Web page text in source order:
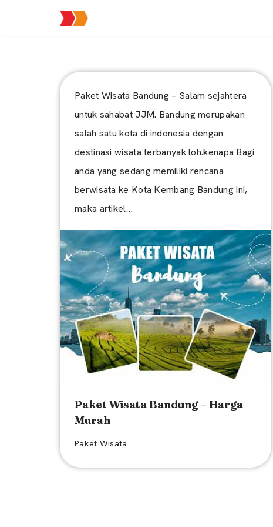
Paket Wisata Bandung – Salam sejahtera
untuk sahabat JJM. Bandung merupakan
salah satu kota di indonesia dengan
destinasi wisata terbanyak loh.kenapa Bagi
anda yang sedang memiliki rencana
berwisata ke Kota Kembang Bandung ini,
maka artikel…
Paket Wisata Bandung – Harga
Murah
Paket Wisata